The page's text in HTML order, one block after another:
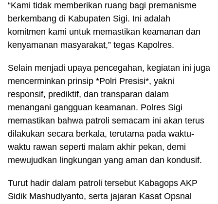
“Kami tidak memberikan ruang bagi premanisme
berkembang di Kabupaten Sigi. Ini adalah
komitmen kami untuk memastikan keamanan dan
kenyamanan masyarakat,” tegas Kapolres.
Selain menjadi upaya pencegahan, kegiatan ini juga
mencerminkan prinsip *Polri Presisi*, yakni
responsif, prediktif, dan transparan dalam
menangani gangguan keamanan. Polres Sigi
memastikan bahwa patroli semacam ini akan terus
dilakukan secara berkala, terutama pada waktu-
waktu rawan seperti malam akhir pekan, demi
mewujudkan lingkungan yang aman dan kondusif.
Turut hadir dalam patroli tersebut Kabagops AKP
Sidik Mashudiyanto, serta jajaran Kasat Opsnal